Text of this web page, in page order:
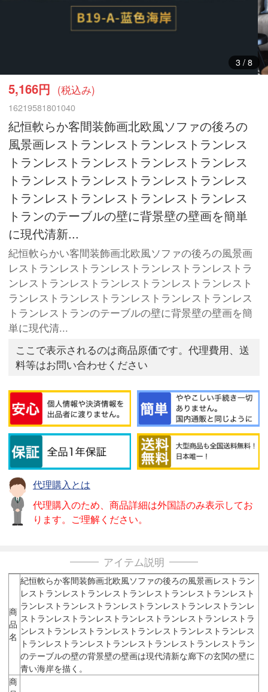
3/ 8
5,166円 (税込み)
16219581801040
紀恒軟らか客間装飾画北欧風ソファの後ろの
風景画レストランレストランレストランレス
トランレストランレストランレストランレス
トランレストランレストランレストランレス
トランレストランレストランレストランレス
トランのテーブルの壁に背景壁の壁画を簡単
に現代清新...
紀恒軟らかい客間装飾画北欧風ソファの後ろの風景画
レストランレストランレストランレストランレストラ
ンレストランレストランレストランレストランレスト
ランレストランレストランレストランレストランレス
トランレストランのテーブルの壁に背景壁の壁画を簡
単に現代清...
ここで表示されるのは商品原価です。代理費用、送
料等はお問い合わせください
代理購入とは
代理購入のため、商品詳細は外国語のみ表示してお
ります。ご理解ください。
アイテム説明
商
品
名
紀恒軟らか客間装飾画北欧風ソファの後ろの風景画レストラン
レストランレストランレストランレストランレストランレスト
ランレストランレストランレストランレストランレストランレ
ストランレストランレストランレストランレストランレストラ
ンレストランレストランレストランレストランレストランレス
トランレストランレストランレストランレストランレストラン
のテーブルの壁の背景壁の壁画は現代清新な廊下の玄関の壁に
青い海岸を描く。
商